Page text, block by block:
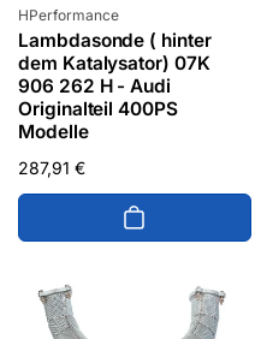
Anbieter:
HPerformance
Lambdasonde ( hinter
dem Katalysator) 07K
906 262 H - Audi
Originalteil 400PS
Modelle
Normaler
Preis
287,91 €